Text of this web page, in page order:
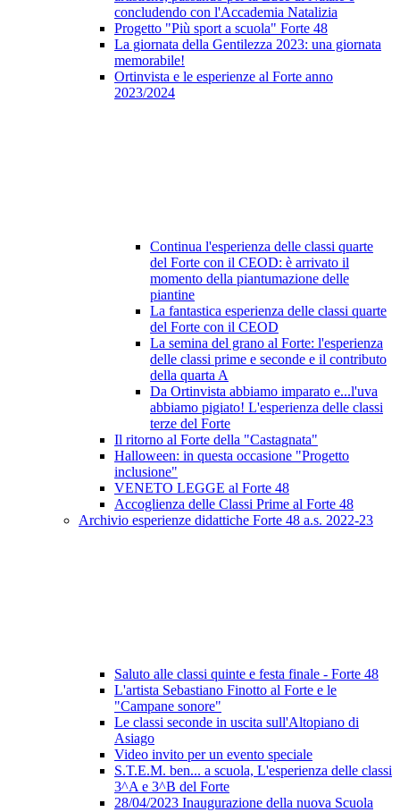
concludendo con l'Accademia Natalizia
Progetto "Più sport a scuola" Forte 48
La giornata della Gentilezza 2023: una giornata
memorabile!
Ortinvista e le esperienze al Forte anno
2023/2024
Continua l'esperienza delle classi quarte
del Forte con il CEOD: è arrivato il
momento della piantumazione delle
piantine
La fantastica esperienza delle classi quarte
del Forte con il CEOD
La semina del grano al Forte: l'esperienza
delle classi prime e seconde e il contributo
della quarta A
Da Ortinvista abbiamo imparato e...l'uva
abbiamo pigiato! L'esperienza delle classi
terze del Forte
Il ritorno al Forte della "Castagnata"
Halloween: in questa occasione "Progetto
inclusione"
VENETO LEGGE al Forte 48
Accoglienza delle Classi Prime al Forte 48
Archivio esperienze didattiche Forte 48 a.s. 2022-23
Saluto alle classi quinte e festa finale - Forte 48
L'artista Sebastiano Finotto al Forte e le
"Campane sonore"
Le classi seconde in uscita sull'Altopiano di
Asiago
Video invito per un evento speciale
S.T.E.M. ben... a scuola, L'esperienza delle classi
3^A e 3^B del Forte
28/04/2023 Inaugurazione della nuova Scuola